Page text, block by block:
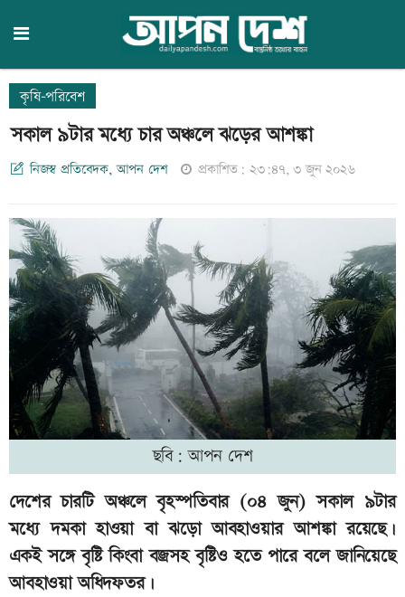
কৃষি-পরিবেশ
সকাল ৯টার মধ্যে চার অঞ্চলে ঝড়ের আশঙ্কা
নিজস্ব প্রতিবেদক, আপন দেশ প্রকাশিত: ২৩:৪৭, ৩ জুন ২০২৬
ছবি: আপন দেশ
দেশের চারটি অঞ্চলে বৃহস্পতিবার (০৪ জুন) সকাল ৯টার
মধ্যে দমকা হাওয়া বা ঝড়ো আবহাওয়ার আশঙ্কা রয়েছে।
একই সঙ্গে বৃষ্টি কিংবা বজ্রসহ বৃষ্টিও হতে পারে বলে জানিয়েছে
আবহাওয়া অধিদফতর।